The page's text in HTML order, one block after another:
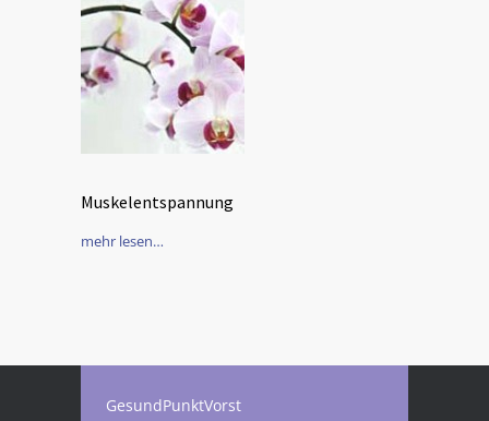
Muskelentspannung
mehr lesen…
GesundPunktVorst